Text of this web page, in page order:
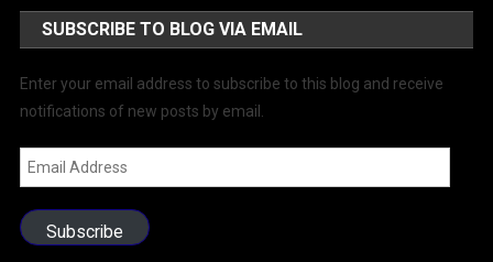
SUBSCRIBE TO BLOG VIA EMAIL
Enter your email address to subscribe to this blog and receive
notifications of new posts by email.
Email
Address
Subscribe